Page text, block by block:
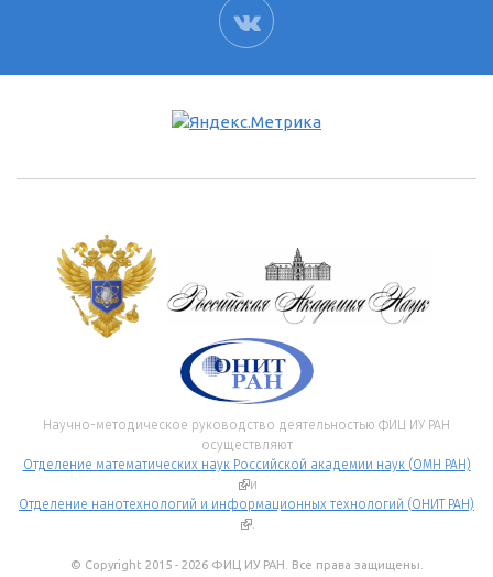
ВК
Научно-методическое руководство деятельностью ФИЦ ИУ РАН
осуществляют
Отделение математических наук Российской академии наук (ОМН РАН)
(внешняя ссылка)
и
Отделение нанотехнологий и информационных технологий (ОНИТ РАН)
(внешняя ссылка)
.
© Copyright 2015 - 2026 ФИЦ ИУ РАН. Все права защищены.